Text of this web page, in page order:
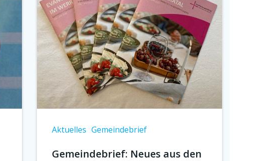
Aktuelles Gemeindebrief
Gemeindebrief: Neues aus den